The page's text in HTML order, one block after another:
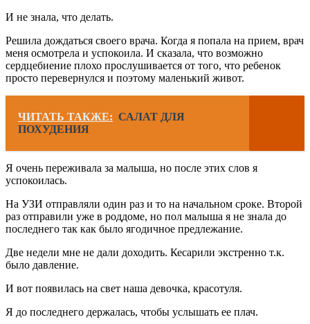
И не знала, что делать.
Решила дождаться своего врача. Когда я попала на прием, врач
меня осмотрела и успокоила. И сказала, что возможно
сердцебиение плохо прослушивается от того, что ребенок
просто перевернулся и поэтому маленький живот.
ЧИТАТЬ ТАКЖЕ: САЛАТ ДЛЯ
ПОХУДЕНИЯ
Я очень переживала за малыша, но после этих слов я
успокоилась.
На УЗИ отправляли один раз и то на начальном сроке. Второй
раз отправили уже в роддоме, но пол малыша я не знала до
последнего так как было ягодичное предлежание.
Две недели мне не дали доходить. Кесарили экстренно т.к.
было давление.
И вот появилась на свет наша девочка, красотуля.
Я до последнего держалась, чтобы услышать ее плач.